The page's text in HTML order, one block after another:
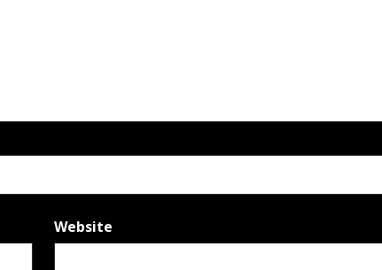
Website